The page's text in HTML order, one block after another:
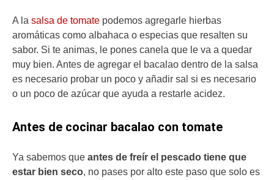
A la salsa de tomate podemos agregarle hierbas
aromáticas como albahaca o especias que resalten su
sabor. Si te animas, le pones canela que le va a quedar
muy bien. Antes de agregar el bacalao dentro de la salsa
es necesario probar un poco y añadir sal si es necesario
o un poco de azúcar que ayuda a restarle acidez.
Antes de cocinar bacalao con tomate
Ya sabemos que antes de freír el pescado tiene que
estar bien seco, no pases por alto este paso que solo es